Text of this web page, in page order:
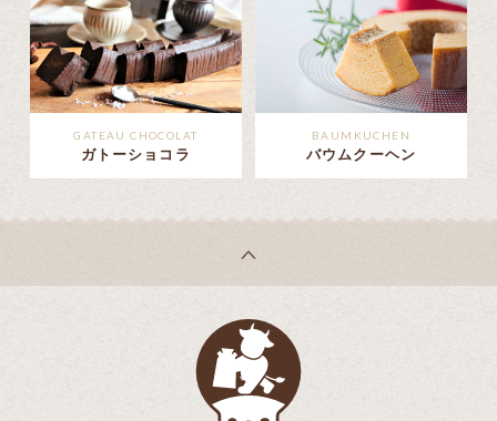
GATEAU CHOCOLAT
ガトーショコラ
BAUMKUCHEN
バウムクーヘン